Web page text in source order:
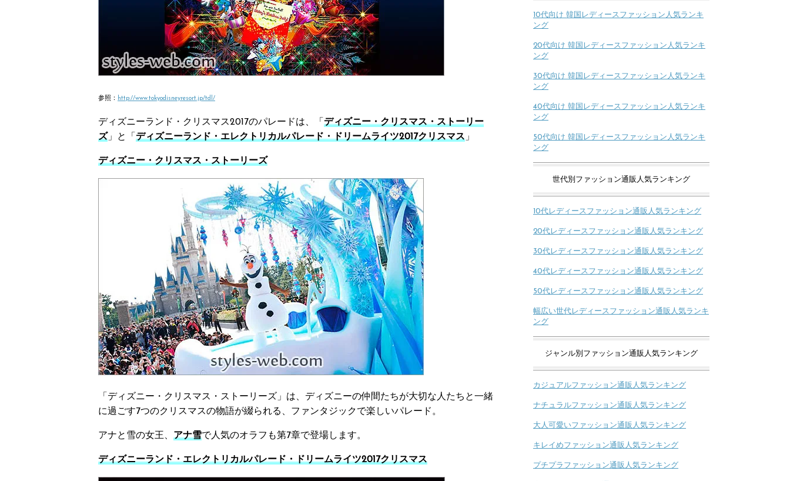
参照： http://www.tokyodisneyresort.jp/tdl/
ディズニーランド・クリスマス2017のパレードは、「 ディズニー・クリスマス・ストーリー
ズ」と「 ディズニーランド・エレクトリカルパレード・ドリームライツ2017クリスマス」
ディズニー・クリスマス・ストーリーズ
「ディズニー・クリスマス・ストーリーズ」は、ディズニーの仲間たちが大切な人たちと一緒
に過ごす7つのクリスマスの物語が綴られる、ファンタジックで楽しいパレード。
アナと雪の女王、 アナ雪で人気のオラフも第7章で登場します。
ディズニーランド・エレクトリカルパレード・ドリームライツ2017クリスマス
10代向け 韓国レディースファッション人気ランキ
ング
20代向け 韓国レディースファッション人気ランキ
ング
30代向け 韓国レディースファッション人気ランキ
ング
40代向け 韓国レディースファッション人気ランキ
ング
50代向け 韓国レディースファッション人気ランキ
ング
世代別ファッション通販人気ランキング
10代レディースファッション通販人気ランキング
20代レディースファッション通販人気ランキング
30代レディースファッション通販人気ランキング
40代レディースファッション通販人気ランキング
50代レディースファッション通販人気ランキング
幅広い世代レディースファッション通販人気ランキ
ング
ジャンル別ファッション通販人気ランキング
カジュアルファッション通販人気ランキング
ナチュラルファッション通販人気ランキング
大人可愛いファッション通販人気ランキング
キレイめファッション通販人気ランキング
プチプラファッション通販人気ランキング